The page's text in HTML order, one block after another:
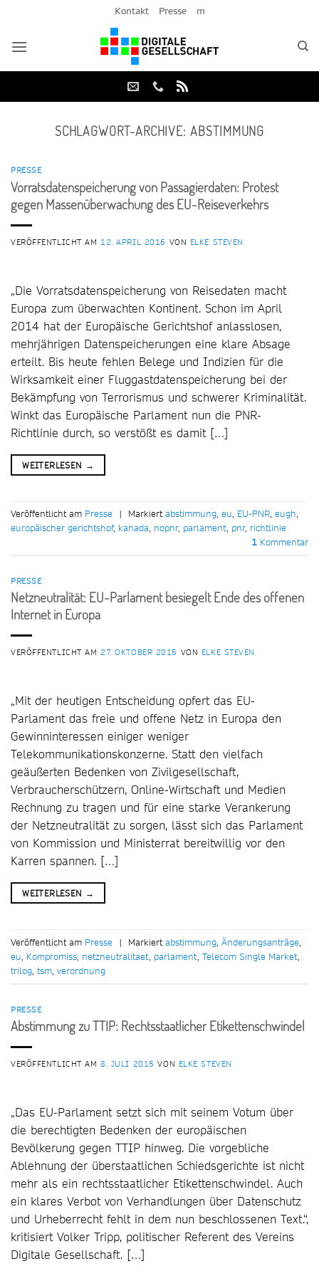
springen
Kontakt Presse m
SCHLAGWORT-ARCHIVE:ABSTIMMUNG
PRESSE
Vorratsdatenspeicherung von Passagierdaten: Protest
gegen Massenüberwachung des EU-Reiseverkehrs
VERÖFFENTLICHT AM 12. APRIL 2016 VON ELKE STEVEN
„Die Vorratsdatenspeicherung von Reisedaten macht
Europa zum überwachten Kontinent. Schon im April
2014 hat der Europäische Gerichtshof anlasslosen,
mehrjährigen Datenspeicherungen eine klare Absage
erteilt. Bis heute fehlen Belege und Indizien für die
Wirksamkeit einer Fluggastdatenspeicherung bei der
Bekämpfung von Terrorismus und schwerer Kriminalität.
Winkt das Europäische Parlament nun die PNR-
Richtlinie durch, so verstößt es damit […]
WEITERLESEN →
Veröffentlicht am Presse | Markiertabstimmung, eu, EU-PNR, eugh,
europäischer gerichtshof, kanada, nopnr, parlament, pnr, richtlinie
1 Kommentar
PRESSE
Netzneutralität: EU-Parlament besiegelt Ende des offenen
Internet in Europa
VERÖFFENTLICHT AM 27. OKTOBER 2015 VON ELKE STEVEN
„Mit der heutigen Entscheidung opfert das EU-
Parlament das freie und offene Netz in Europa den
Gewinninteressen einiger weniger
Telekommunikationskonzerne. Statt den vielfach
geäußerten Bedenken von Zivilgesellschaft,
Verbraucherschützern, Online-Wirtschaft und Medien
Rechnung zu tragen und für eine starke Verankerung
der Netzneutralität zu sorgen, lässt sich das Parlament
von Kommission und Ministerrat bereitwillig vor den
Karren spannen. […]
WEITERLESEN →
Veröffentlicht am Presse | Markiertabstimmung, Änderungsanträge,
eu, Kompromiss, netzneutralitaet, parlament, Telecom Single Market,
trilog, tsm, verordnung
PRESSE
Abstimmung zu TTIP: Rechtsstaatlicher Etikettenschwindel
VERÖFFENTLICHT AM8. JULI 2015 VON ELKE STEVEN
„Das EU-Parlament setzt sich mit seinem Votum über
die berechtigten Bedenken der europäischen
Bevölkerung gegen TTIP hinweg. Die vorgebliche
Ablehnung der überstaatlichen Schiedsgerichte ist nicht
mehr als ein rechtsstaatlicher Etikettenschwindel. Auch
ein klares Verbot von Verhandlungen über Datenschutz
und Urheberrecht fehlt in dem nun beschlossenen Text.“,
kritisiert Volker Tripp, politischer Referent des Vereins
Digitale Gesellschaft. […]